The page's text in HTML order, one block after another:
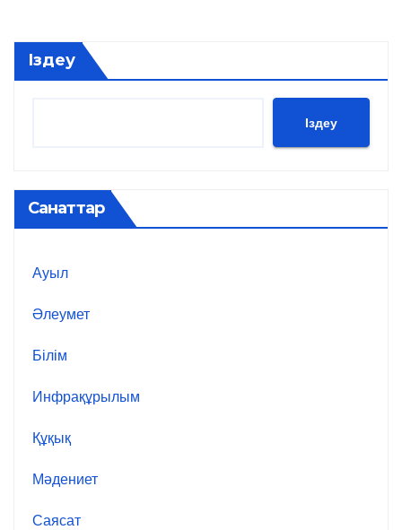
Іздеу
Іздеу
Санаттар
Ауыл
Әлеумет
Білім
Инфрақұрылым
Құқық
Мәдениет
Саясат